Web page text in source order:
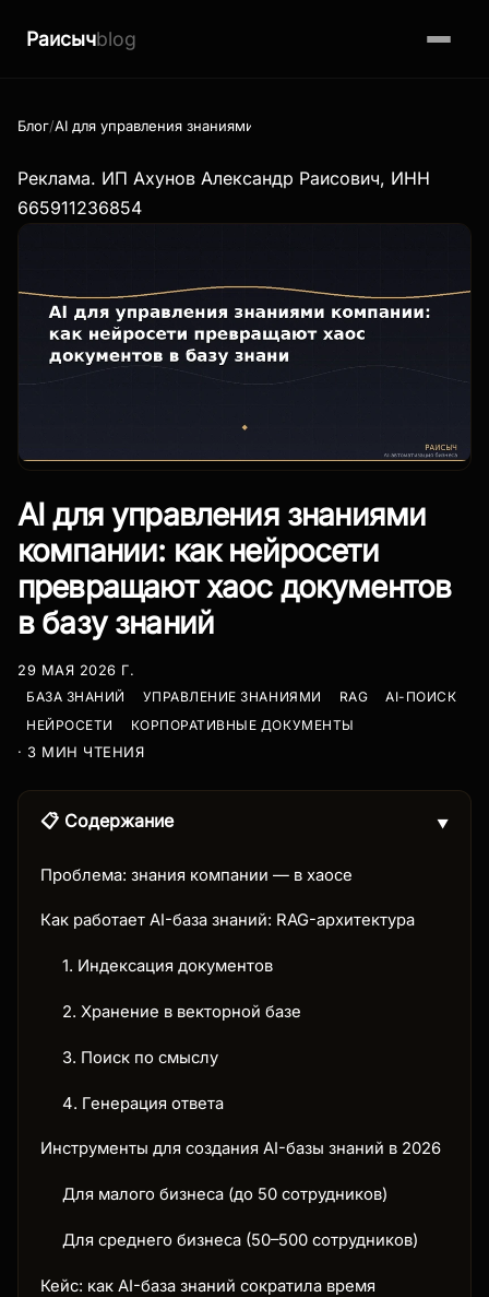
Раисычblog
Блог AI для управления знаниями компании: как нейросети
Реклама. ИП Ахунов Александр Раисович, ИНН
665911236854
AI для управления знаниями
компании: как нейросети
превращают хаос документов
в базу знаний
29 МАЯ 2026 Г.
БАЗА ЗНАНИЙ
УПРАВЛЕНИЕ ЗНАНИЯМИ RAG
AI-ПОИСК
НЕЙРОСЕТИ
КОРПОРАТИВНЫЕ ДОКУМЕНТЫ
· 3 МИН ЧТЕНИЯ
📋 Содержание ▼
Проблема: знания компании — в хаосе
Как работает AI-база знаний: RAG-архитектура
1. Индексация документов
2. Хранение в векторной базе
3. Поиск по смыслу
4. Генерация ответа
Инструменты для создания AI-базы знаний в 2026
Для малого бизнеса (до 50 сотрудников)
Для среднего бизнеса (50–500 сотрудников)
Кейс: как AI-база знаний сократила время